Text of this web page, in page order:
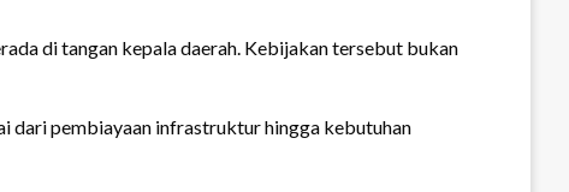
di tangan kepala daerah. Kebijakan tersebut bukan
dari pembiayaan infrastruktur hingga kebutuhan